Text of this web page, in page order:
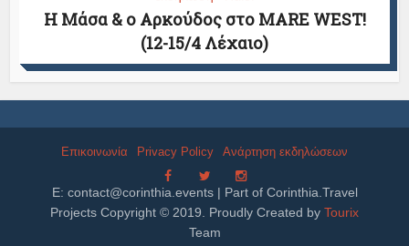
Η Μάσα & ο Αρκούδος στο MARE WEST!
(12-15/4 Λέχαιο)
Επικοινωνία Privacy Policy Ανάρτηση εκδηλώσεων
E: contact@corinthia.events| Part of Corinthia.Travel
Projects Copyright © 2019. Proudly Created by Tourix
Team